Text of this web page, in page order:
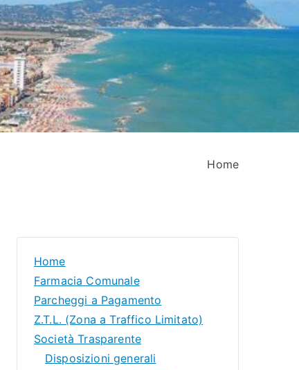
Home
Home
Farmacia Comunale
Parcheggi a Pagamento
Z.T.L. (Zona a Traffico Limitato)
Società Trasparente
Disposizioni generali